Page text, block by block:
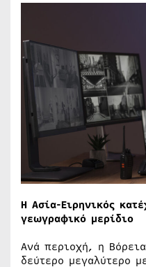
Η Ασία-Ειρηνικός
γεωγραφικό μερίδιο
Ανά περιοχή, η
δεύτερο μεγαλύτερο